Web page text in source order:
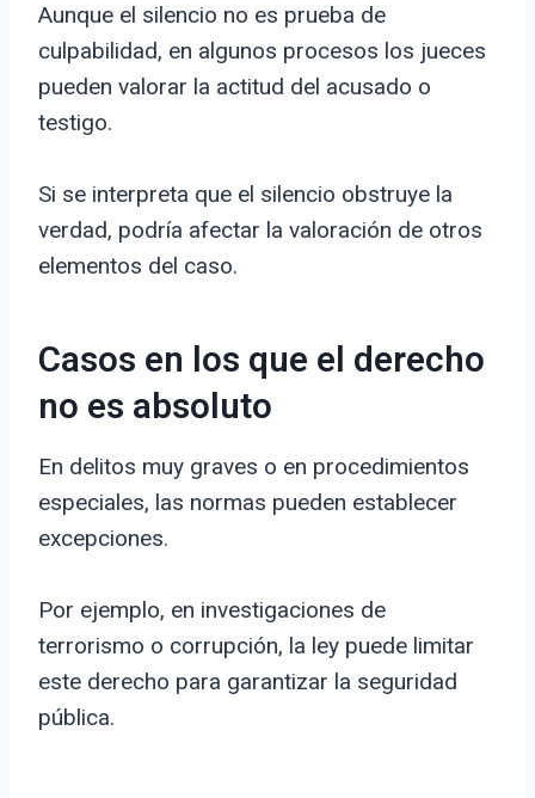
Aunque el silencio no es prueba de
culpabilidad, en algunos procesos los jueces
pueden valorar la actitud del acusado o
testigo.
Si se interpreta que el silencio obstruye la
verdad, podría afectar la valoración de otros
elementos del caso.
Casos en los que el derecho
no es absoluto
En delitos muy graves o en procedimientos
especiales, las normas pueden establecer
excepciones.
Por ejemplo, en investigaciones de
terrorismo o corrupción, la ley puede limitar
este derecho para garantizar la seguridad
pública.